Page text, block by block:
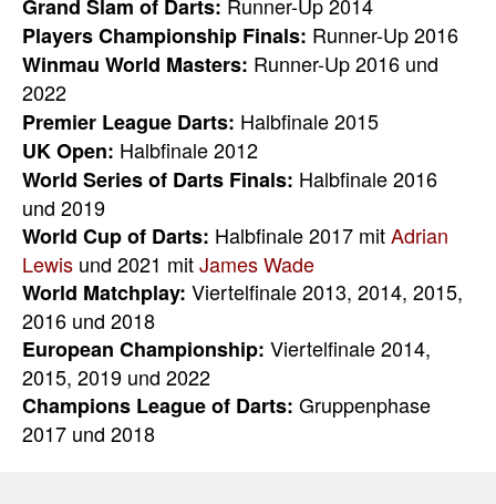
Grand Slam of Darts:
Players Championship Finals: Runner-Up 2016
Winmau World Masters: Runner-Up 2016 und
2022
Premier League Darts: Halbfinale 2015
UK Open: Halbfinale 2012
World Series of Darts Finals: Halbfinale 2016
und 2019
World Cup of Darts: Halbfinale 2017 mitAdrian
Lewis und 2021 mitJames Wade
World Matchplay: Viertelfinale 2013, 2014, 2015,
2016 und 2018
European Championship: Viertelfinale 2014,
2015, 2019 und 2022
Champions League of Darts: Gruppenphase
2017 und 2018